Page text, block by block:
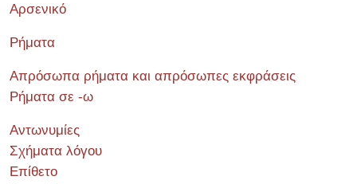
Αρσενικό
Ρήματα
Απρόσωπα ρήματα και απρόσωπες εκφράσεις
Ρήματα σε -ω
Αντωνυμίες
Σχήματα λόγου
Επίθετο